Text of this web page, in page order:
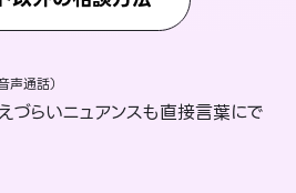
声通話）
づらいニュアンスも直接言葉にで